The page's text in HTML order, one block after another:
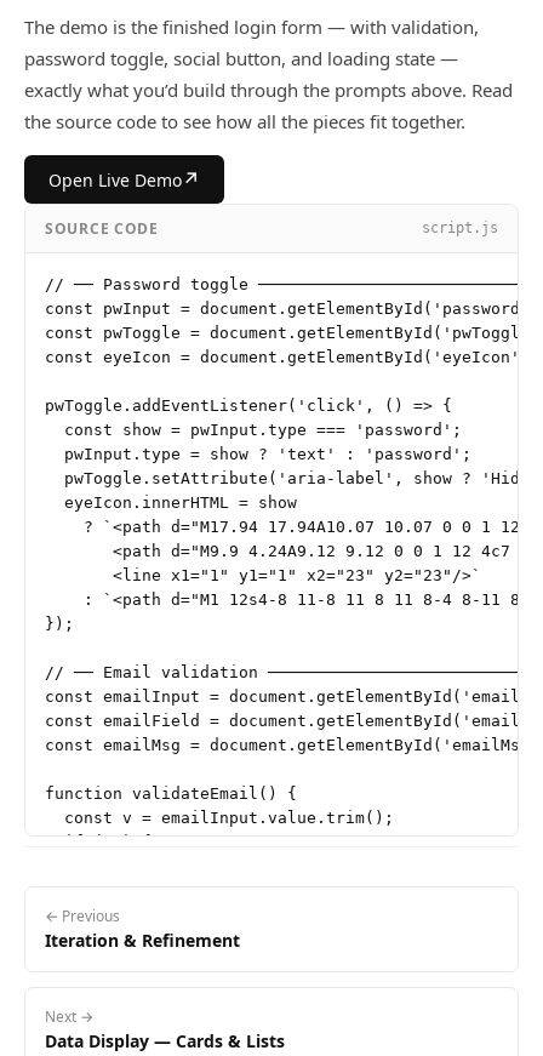
The demo is the finished login form — with validation,
password toggle, social button, and loading state —
exactly what you’d build through the prompts above. Read
the source code to see how all the pieces fit together.
Open Live Demo↗
SOURCE CODE script.js
// ── Password toggle
const pwInput =
const pwToggle =
const eyeIcon = document.getElementById('eyeIcon');
pwToggle.addEventListener('click', () => {
  const show = pwInput.type === 'password';
  pwInput.type = show ? 'text' : 'password';
pwToggle.setAttribute('aria-label', show ? 'Hide
  eyeIcon.innerHTML = show
? `<path d="M17.94 17.94A10.07 10.07 0 0 1 12
<path d="M9.9 4.24A9.12 9.12 0 0 1 12 4c7 0
       <line x1="1" y1="1" x2="23" y2="23"/>`
: `<path d="M1 12s4-8 11-8 11 8 11 8-4 8-11
});
// ── Email validation
const emailInput =
const emailField =
const emailMsg =
function validateEmail() {
  const v = emailInput.value.trim();
setFieldState(emailField, emailMsg, 'error',
  } else {
}
emailInput.addEventListener('blur', validateEmail);
← Previous
Iteration & Refinement
Next →
Data Display — Cards & Lists